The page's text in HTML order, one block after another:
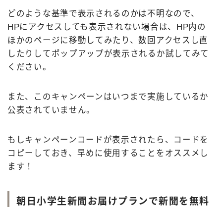
どのような基準で表示されるのかは不明なので、
HPにアクセスしても表示されない場合は、HP内の
ほかのページに移動してみたり、数回アクセスし直
したりしてポップアップが表示されるか試してみて
ください。
また、このキャンペーンはいつまで実施しているか
公表されていません。
もしキャンペーンコードが表示されたら、コードを
コピーしておき、早めに使用することをオススメし
ます！
朝日小学生新聞お届けプランで新聞を無料